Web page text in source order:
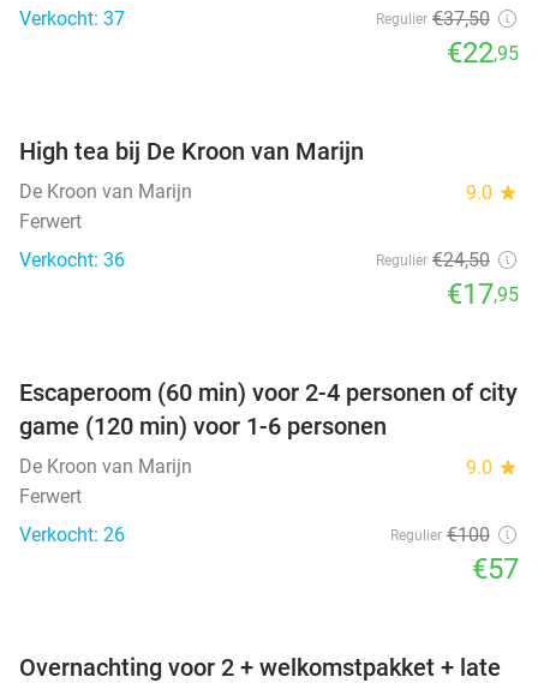
Verkocht: 37
Regulier €37,50
€22,95
High tea bij De Kroon van Marijn
De Kroon van Marijn 9.0 star
Ferwert
Verkocht: 36
Regulier €24,50
€17,95
Escaperoom (60 min) voor 2-4 personen of city
game (120 min) voor 1-6 personen
De Kroon van Marijn 9.0 star
Ferwert
Verkocht: 26
Regulier €100
€57
Overnachting voor 2 + welkomstpakket + late